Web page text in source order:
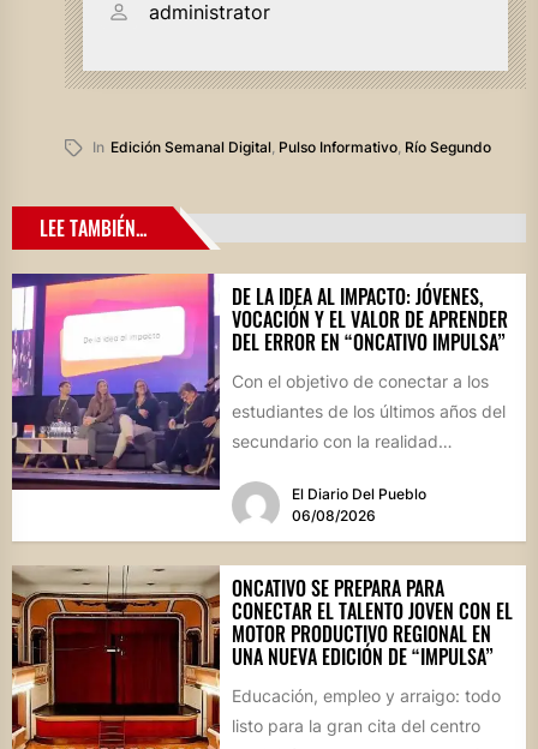
administrator
In Edición Semanal Digital, Pulso Informativo, Río Segundo
LEE TAMBIÉN...
DE LA IDEA AL IMPACTO: JÓVENES,
VOCACIÓN Y EL VALOR DE APRENDER
DEL ERROR EN “ONCATIVO IMPULSA”
Con el objetivo de conectar a los
estudiantes de los últimos años del
secundario con la realidad
El Diario Del Pueblo
06/08/2026
ONCATIVO SE PREPARA PARA
CONECTAR EL TALENTO JOVEN CON EL
MOTOR PRODUCTIVO REGIONAL EN
UNA NUEVA EDICIÓN DE “IMPULSA”
Educación, empleo y arraigo: todo
listo para la gran cita del centro